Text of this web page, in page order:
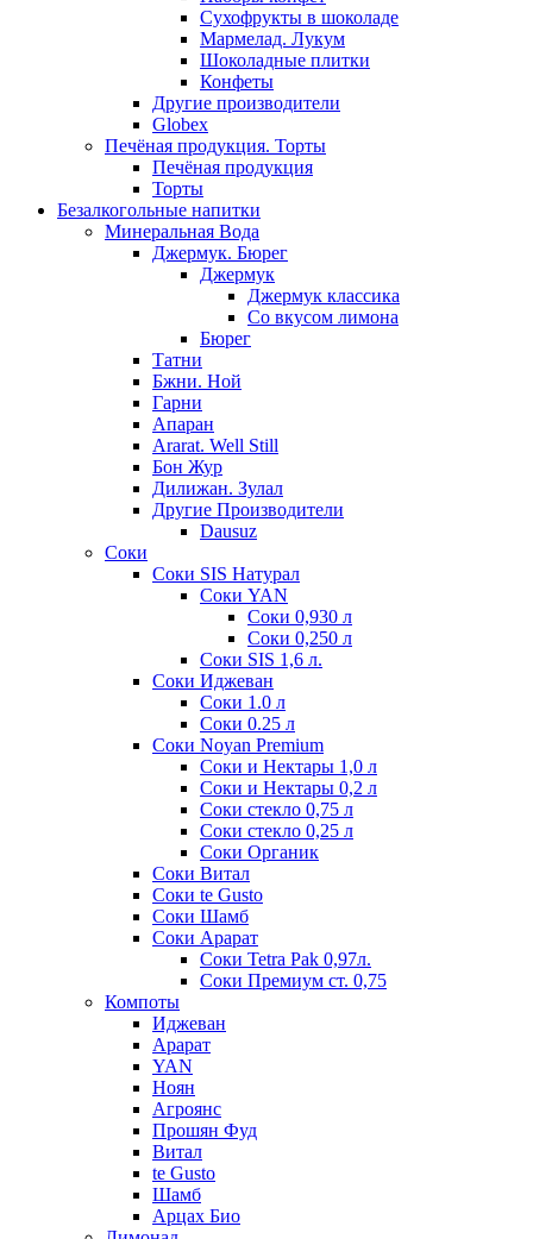
Сухофрукты в шоколаде
Мармелад. Лукум
Шоколадные плитки
Конфеты
Другие производители
Globex
Печёная продукция. Торты
Печёная продукция
Торты
Безалкогольные напитки
Минеральная Вода
Джермук. Бюрег
Джермук
Джермук классика
Со вкусом лимона
Бюрег
Татни
Бжни. Ной
Гарни
Апаран
Ararat. Well Still
Бон Жур
Дилижан. Зулал
Другие Производители
Dausuz
Соки
Соки SIS Натурал
Соки YAN
Соки 0,930 л
Соки 0,250 л
Соки SIS 1,6 л.
Соки Иджеван
Соки 1.0 л
Соки 0.25 л
Соки Noyan Premium
Соки и Нектары 1,0 л
Соки и Нектары 0,2 л
Соки стекло 0,75 л
Соки стекло 0,25 л
Соки Органик
Соки Витал
Соки te Gusto
Соки Шамб
Соки Арарат
Соки Tetra Pak 0,97л.
Соки Премиум ст. 0,75
Компоты
Иджеван
Арарат
YAN
Ноян
Агроянс
Прошян Фуд
Витал
te Gusto
Шамб
Арцах Био